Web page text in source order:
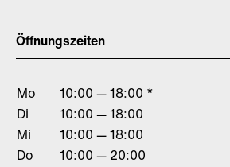
Öffnungszeiten
Mo
10:00 — 18:00 *
Di
10:00 — 18:00
Mi
10:00 — 18:00
Do
10:00 — 20:00